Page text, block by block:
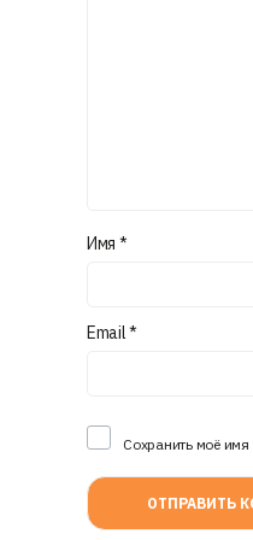
Имя *
Email*
Сохранить моё